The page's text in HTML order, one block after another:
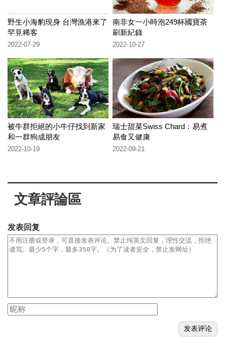
野生小海豹現身 台灣漁港來了
罕見稀客
2022-07-29
南非女一小時泡249杯國寶茶
刷新紀錄
2022-10-27
被牛群拒絕的小牛仔找到新家
和一群狗成朋友
2022-10-19
瑞士甜菜Swiss Chard：易煮
易食又健康
2022-09-21
文章評論區
发表回复